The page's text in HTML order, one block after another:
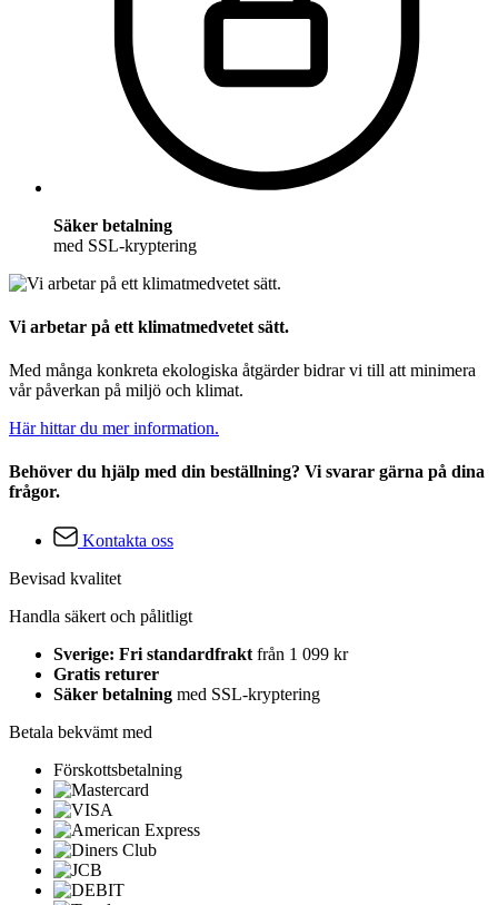
Säker betalning
med SSL-kryptering
Vi arbetar på ett klimatmedvetet sätt.
Med många konkreta ekologiska åtgärder bidrar vi till att minimera
vår påverkan på miljö och klimat.
Här hittar du mer information.
Behöver du hjälp med din beställning? Vi svarar gärna på dina
frågor.
Kontakta oss
Bevisad kvalitet
Handla säkert och pålitligt
Sverige: Fri standardfrakt från 1 099 kr
Gratis returer
Säker betalning med SSL-kryptering
Betala bekvämt med
Förskottsbetalning